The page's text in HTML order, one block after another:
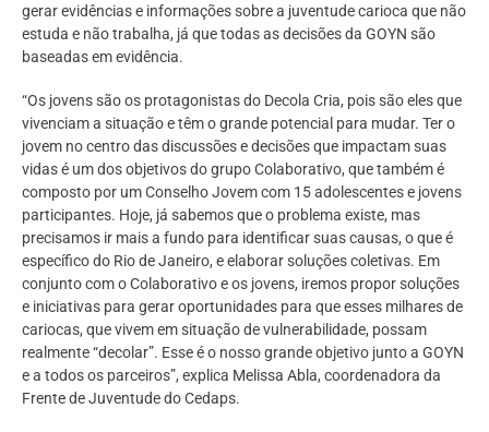
gerar evidências e informações sobre a juventude carioca que não
estuda e não trabalha, já que todas as decisões da GOYN são
baseadas em evidência.
“Os jovens são os protagonistas do Decola Cria, pois são eles que
vivenciam a situação e têm o grande potencial para mudar. Ter o
jovem no centro das discussões e decisões que impactam suas
vidas é um dos objetivos do grupo Colaborativo, que também é
composto por um Conselho Jovem com 15 adolescentes e jovens
participantes. Hoje, já sabemos que o problema existe, mas
precisamos ir mais a fundo para identificar suas causas, o que é
específico do Rio de Janeiro, e elaborar soluções coletivas. Em
conjunto com o Colaborativo e os jovens, iremos propor soluções
e iniciativas para gerar oportunidades para que esses milhares de
cariocas, que vivem em situação de vulnerabilidade, possam
realmente “decolar”. Esse é o nosso grande objetivo junto a GOYN
e a todos os parceiros”, explica Melissa Abla, coordenadora da
Frente de Juventude do Cedaps.